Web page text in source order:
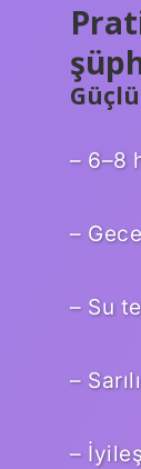
– 6–8
–
– Su
–
–